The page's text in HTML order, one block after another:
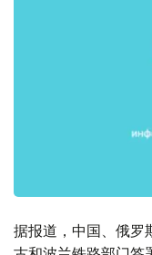
据报道，中国、俄罗